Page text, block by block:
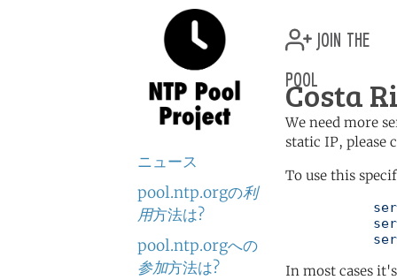
ニュース
pool.ntp.orgの利
用方法は?
pool.ntp.orgへの
参加方法は?
join the
pool
Costa
We need more
static IP, please
To use this
In most cases